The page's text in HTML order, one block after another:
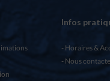
Infos
Horaires &
Nous